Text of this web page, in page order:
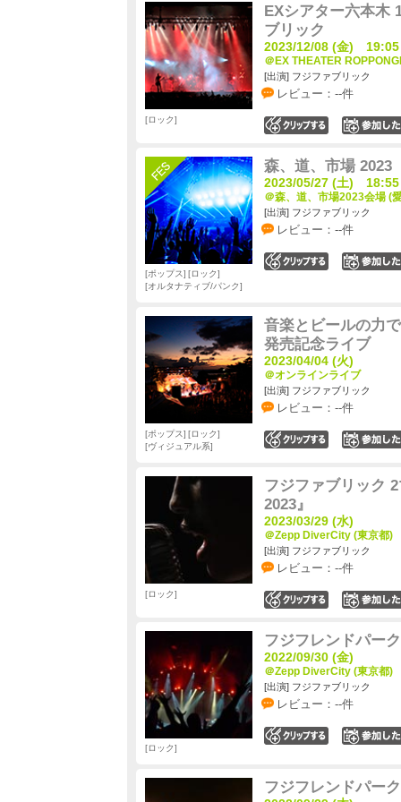
EXシアター六本木
ブリック
2023/12/08 (金) 19:05
＠EX THEATER
[出演] フジファブリック
レビュー：--件
ロック
森、道、市場 2023
2023/05/27 (土) 18:55
＠森、道、市場2023会場 (
[出演] フジファブリック
レビュー：--件
ポップス
ロック
オルタナティブ/パンク
音楽とビールの力
発売記念ライブ
2023/04/04 (火)
＠オンラインライブ
[出演] フジファブリック
レビュー：--件
ポップス
ロック
ヴィジュアル系
フジファブリック
2023』
2023/03/29 (水)
＠Zepp DiverCity (東京都)
[出演] フジファブリック
レビュー：--件
ロック
フジフレンドパー
2022/09/30 (金)
＠Zepp DiverCity (東京都)
[出演] フジファブリック
レビュー：--件
ロック
フジフレンドパー